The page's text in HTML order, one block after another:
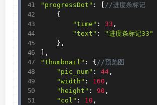
"progressDot" :
//进度条标记
{
"time" : 33 ,
"text" :
"进度条标记33"
} ,
,
"thumbnail" : { //预览图
"pic_num" : 44 ,
"width" : 160 ,
"height" : 90 ,
"col" : 10 ,